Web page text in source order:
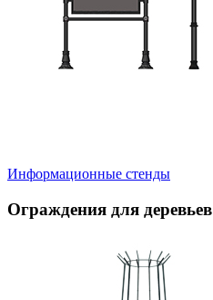
Информационные стенды
Ограждения для деревьев